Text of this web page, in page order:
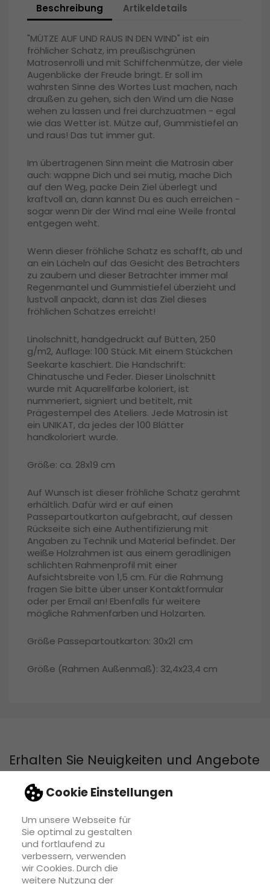
Cookie Einstellungen
Um unsere Webseite für
Sie optimal zu gestalten
und fortlaufend zu
verbessern, verwenden
wir Cookies. Durch die
weitere Nutzung der
Beschreibung Artikeldetails
"MÜTZE AUF UND RAUS IN DEN WIND" ist ein
fröhlicher Schatz, im preußischgrünen
Matrosenrolli und mit Schiffchenmütze, der viele
Augenblicke der Freude bringt. Er soll im
wahrsten Sinne des Wortes Lust machen, nach
draußen zu gehen, sich den Wind um die Nase
wehen zu lassen und frei durchzuatmen - egal
wie das Wetter ist. Mütze auf, Gummistiefel an
und raus! Das tut immer gut.
Im übertragenen Sinn meint die Matrosin aber
auch: wappne Dich und sei mutig, mache Dich
auf den Weg, packe Dein Ziel überlegt und
kraftvoll an, dann kannst Du es auch erreichen -
sogar wenn Dir der Wind mal eine Weile frontal
entgegen weht.
Wenn dieser fröhliche Schatz es schafft, ab und
an ein Lächeln auf das Gesicht des Betrachters
zu zaubern und dieser Betrachter immer mal
Regenmantel und Gummistiefel überzieht und
lustvoll anpackt, dann ist das Ziel dieses
fröhlichen Schatzes erreicht!
Linolschnitt, handgedruckt auf Bütten, 250
g/m2, Auflage: 100 Stück. Mit einem Stückchen
Seekarte kaschiert. Die Handschrift:
Chinatusche und Feder. Dieser Linolschnitt
wurde mit Aquarellfarbe koloriert, ist
nummeriert, signiert und betitelt, mit
Prägestempel des Ateliers. Jede Matrosin ist
ein UNIKAT, da jedes der 100 Blätter
handkoloriert wurde.
Größe: ca. 28x19 cm
Auf Wunsch ist dieser fröhliche Schatz gerahmt
erhältlich. Dafürwird er auf einen
Passepartoutkarton aufgebracht, auf dessen
Rückseite sich eine Authentifizierung mit
Angaben zu Technik und Material befindet. Der
weiße Holzrahmen ist aus einem geradlinigen
schlichten Rahmenprofil mit einer
Aufsichtsbreite von 1,5 cm. Für die Rahmung
fragen Sie bitte über unser Kontaktformular
oder per Email an! Ebenfalls für weitere
mögliche Rahmenfarben und Holzarten.
Größe Passepartoutkarton: 30x21 cm
Größe (Rahmen Außenmaß): 32,4x23,4 cm
Erhalten Sie Neuigkeiten und Angebote
Sie können Ihr Einverständnis jederzeit widerrufen. Unsere
Kontaktinformationen finden Sie u. a. in der Datenschutzerklärung.